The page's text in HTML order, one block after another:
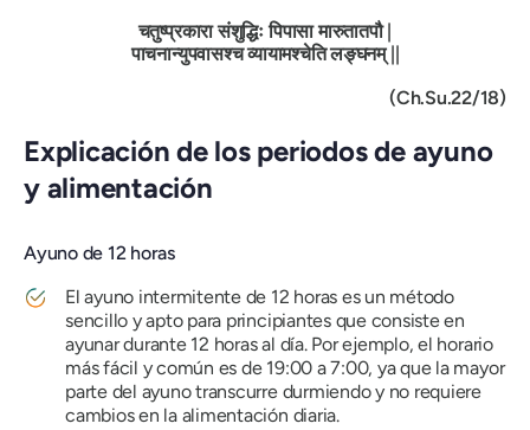
चतुष्प्रकारासंशुद्धिः पिपासामारुतातपौ|
पाचनान्युपवासश्चव्यायामश्चेतिलङ्घनम् ||
(Ch.Su.22/18)
Explicación de los periodos de ayuno
y alimentación
Ayuno de 12 horas
El ayuno intermitente de 12 horas es un método
sencillo y apto para principiantes que consiste en
ayunar durante 12 horas al día. Por ejemplo, el horario
más fácil y común es de 19:00 a 7:00, ya que la mayor
parte del ayuno transcurre durmiendo y no requiere
cambios en la alimentación diaria.